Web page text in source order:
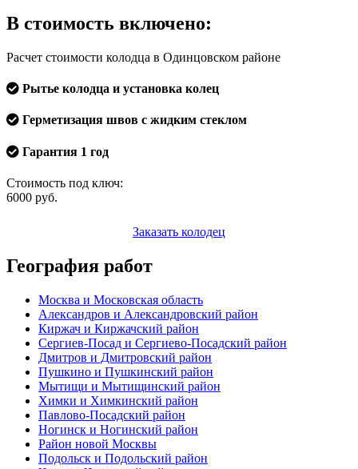
В стоимость включено:
Расчет стоимости колодца в Одинцовском районе
Рытье колодца и установка колец
Герметизация швов с жидким стеклом
Гарантия 1 год
Стоимость под ключ:
6000 руб.
Заказать колодец
География работ
Москва и Московская область
Александров и Александровский район
Киржач и Киржачский район
Сергиев-Посад и Сергиево-Посадский район
Дмитров и Дмитровский район
Пушкино и Пушкинский район
Мытищи и Мытищинский район
Химки и Химкинский район
Павлово-Посадский район
Ногинск и Ногинский район
Район новой Москвы
Подольск и Подольский район